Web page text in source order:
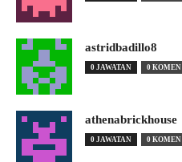
astridbadillo8
0 JAWATAN 0 KOMEN
athenabrickhouse
0 JAWATAN 0 KOMEN